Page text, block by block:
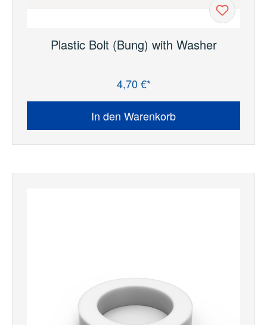
Plastic Bolt (Bung) with Washer
4,70 €*
In den Warenkorb